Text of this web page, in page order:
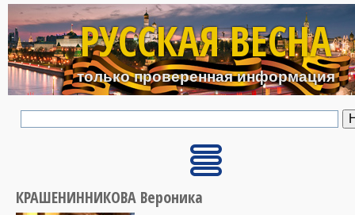
Перейти к основному
РУССКАЯ ВЕСНА
только проверенная информация
КРАШЕНИННИКОВА Вероника